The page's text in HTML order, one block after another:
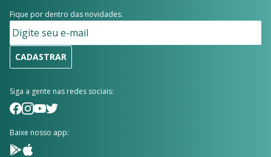
Fique por dentro das novidades:
CADASTRAR
Siga a gente nas redes sociais:
Baixe nosso app: